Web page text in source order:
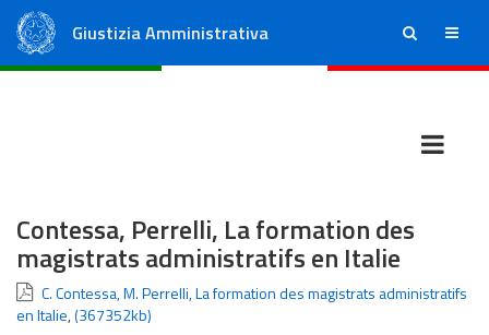
Giustizia Amministrativa ricerca menu
Contessa, Perrelli, La formation des
magistrats administratifs en Italie
C. Contessa, M. Perrelli, La formation des magistrats administratifs
en Italie,(367352kb)